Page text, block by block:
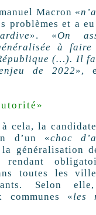
Macron «
problèmes et a
». «On
à
(…). Il
de 2022»,
cela, la
d’un «choc
généralisation
rendant
toutes les
Selon
communes «les